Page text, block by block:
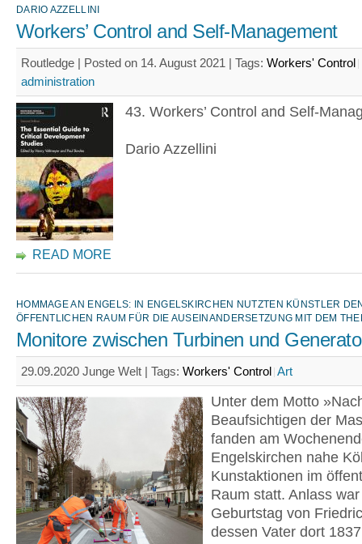
DARIO AZZELLINI
Workers’ Control and Self-Management
Routledge | Posted on 14. August 2021 | Tags: Workers' Control
administration
43. Workers’ Control and Self-
Dario Azzellini
READ MORE
HOMMAGE AN ENGELS: IN ENGELSKIRCHEN NUTZTEN KÜNSTLER
ÖFFENTLICHEN RAUM FÜR DIE AUSEINANDERSETZUNG MIT DEM
Monitore zwischen Turbinen und
29.09.2020 Junge Welt | Tags: Workers' Control Art
Unter dem Motto
Beaufsichtigen der
fanden am
Engelskirchen nahe
Kunstaktionen im
Raum statt. Anlass
Geburtstag von
dessen Vater dort